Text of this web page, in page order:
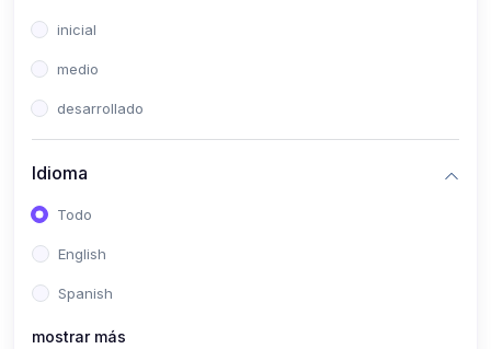
inicial
medio
desarrollado
Idioma
Todo
English
Spanish
mostrar más